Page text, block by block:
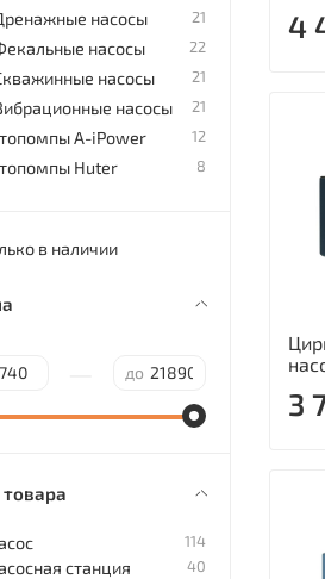
4
3
насосы 21
насосы 22
насосы 21
насосы 21
A-iPower 12
Huter 8
в наличии
до
товара
114
станция 40